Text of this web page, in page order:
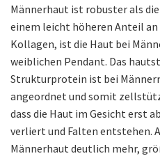
Männerhaut ist robuster als
einem leicht höheren Anteil an
Kollagen, ist die Haut bei
weiblichen Pendant. Das
Strukturprotein ist bei
angeordnet und somit
dass die Haut im Gesicht erst
verliert und Falten entstehen.
Männerhaut deutlich mehr,